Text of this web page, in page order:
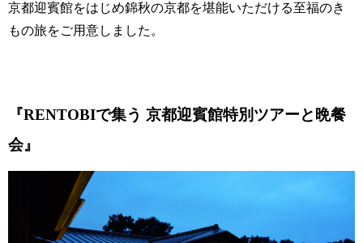
京都迎賓館をはじめ錦秋の京都を堪能いただける至福のき
もの旅をご用意しました。
『RENTOBIで集う 京都迎賓館特別ツアーと晩餐
会』